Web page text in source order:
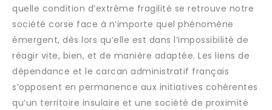
quelle condition d’extrême fragilité se retrouve notre
société corse face à n‘importe quel phénomène
émergent, dès lors qu’elle est dans l’impossibilité de
réagir vite, bien, et de manière adaptée. Les liens de
dépendance et le carcan administratif français
s’opposent en permanence aux initiatives cohérentes
qu’un territoire insulaire et une société de proximité